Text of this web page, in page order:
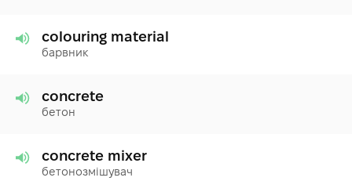
colouring material
барвник
concrete
бетон
concrete mixer
бетонозмішувач